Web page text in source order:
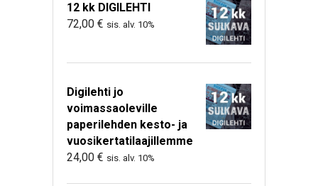
12 kk DIGILEHTI
72,00 € sis. alv. 10%
Digilehti jo
voimassaoleville
paperilehden kesto- ja
vuosikertatilaajillemme
24,00 € sis. alv. 10%